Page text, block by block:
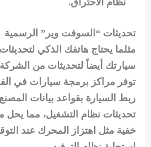
تحديثات “السوفت وير” الرسمية
مثلما يحتاج هاتفك الذكي
سيارتك أيضاً لتحديثات من
توفر مراكز برمجة سيارات في
ربط السيارة بقواعد بيانات
تحديثات نظام التشغيل، مما يحل
خفية مثل اهتزاز المحرك عند